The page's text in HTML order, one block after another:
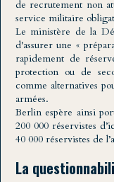
de recrutement non
service militaire
Le ministère de la
d'assurer une «
rapidement de
protection ou de
comme alternatives
armées.
Berlin espère ainsi
200 000 réservistes
40 000 réservistes de
La